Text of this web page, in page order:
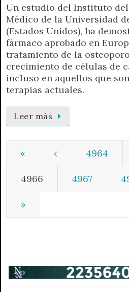
Un estudio del Instituto
Médico de la Universidad
(Estados Unidos), ha
fármaco aprobado en
tratamiento de la
crecimiento de células de
incluso en aquellos que
terapias actuales.
Leer más
« ‹ 4964
4966 4967
»